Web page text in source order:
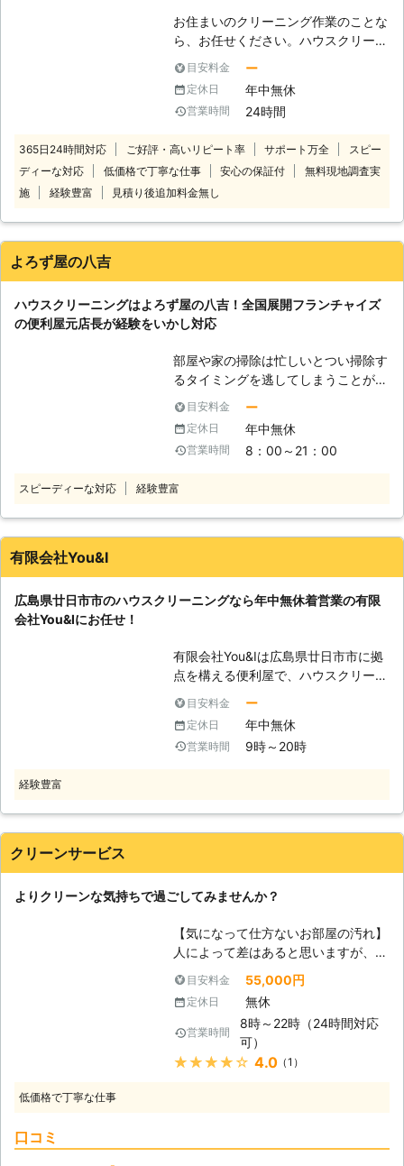
さい！ お客様のご依頼、スタッフ一
同心からお待ちしております！ 【長
谷屋ハセクリーンのハウスクリーニン
グ】 弊社ではハウスクリーニングの
ご相談もお受けしております。 キッ
チン、バスルーム、トイレ、エアコ
ン、洗面所など、日常の落としきれな
い頑固な汚れをプロならではの知識と
技術で綺麗します！ 綺麗で快適な空
間を弊社が提供いたします！
お住まいのクリーニング作業のことな
ら、お任せください。ハウスクリーニ
ング110番はどこにも負けない技術力
が自慢です。 全国で対応する加盟店
スタッフは、豊富な経験と実績を所持
したベテラン揃いです。 常にお客様
ピーディーな対応を心掛けておりま
す。 「汚れがなかなかキレイに落ち
ない」「自分では手の届かない隅々ま
えてほしい」など。 このようなとき
で、今まで対処しきれなかった難しい
汚れなどにもしっかりと対処します。
また料金価格に関しても、お客様に少
う、安心の明朗会計で対応していま
す。 24時間365日、いつでもどこで
も親切丁寧な態度、質の高いサービス
承っております！】 お家全体のクリ
ーニング以外にも、キッチンやトイ
してほしいといった方にも対処してお
目安料金 ー
定休日 年中無休
営業時間 24時間
365日24時間対応 ご好評・高いリピート率 サポート万全
スピー
ディーな対応
低価格で丁寧な仕事 安心の保証付
無料現地調査実
施
経験豊富 見積り後追加料金無し
よろず屋の八吉
ハウスクリーニングはよろず屋の八吉！全国展開フランチャイズ
の便利屋元店長が経験をいかし対応
部屋や家の掃除は忙しいとつい掃除す
るタイミングを逃してしまうことがあ
りますよね。 「連勤で忙しいから気
づいたら部屋が汚部屋状態だよ」
「でも休みに掃除は面倒くさいからや
りたくないなあ」 こんな風に、休み
いたいもの。しかし、面倒くさいから
吉は広島県福山市を中心とした地域に
を承っております。 【よろず屋の八
吉の強み】 よろず屋の八吉は多くの
お客様から選ばれる強みがございま
す。 よろず屋八吉の強みは全国展開
のフランチャイズの便利屋の店長とし
ての経験があることです。便利屋とし
とができますよ。またご予約の状況に
もよりますが、個人経営の便利屋なの
ご依頼にも柔軟に対応することもでき
ます。 よろず屋の八吉は地元広島の
ありたいと考えています。よろず屋の
八吉のお住まいのお掃除ですっきり片
か。
目安料金 ー
定休日 年中無休
営業時間 8：00～21：00
スピーディーな対応 経験豊富
有限会社You&I
広島県廿日市市のハウスクリーニングなら年中無休着営業の有限
会社You&Iにお任せ！
有限会社You&Iは広島県廿日市市に拠
点を構える便利屋で、ハウスクリーニ
アコンや換気扇の清掃以外にも、トイ
レ・浴室・洗面台などの水回りクリー
ニングにも対応可能です。 頑固な汚
クリーニング ・全自動洗濯機（ドラ
掃 ・キッチンクリーニング ・カーペ
ットクリーニング ・浴室クリーニン
グ ・トイレクリーニング ・洗面台ク
リーニング ・ガラス清掃 ・フローリ
ング清掃 ・サッシクリーニング <廿
日市市内のマンション限定の水回りサ
ービス！> 当店では廿日市市でマンシ
ョンにお住まいで共働き・高齢者ご夫
円のところを税込21,000円でサービ
目安料金 ー
定休日 年中無休
営業時間 9時～20時
経験豊富
クリーンサービス
よりクリーンな気持ちで過ごしてみませんか？
【気になって仕方ないお部屋の汚れ】
人によって差はあると思いますが、ち
ょっとした汚れがあるだけで、気にな
って仕方ないという方も少なくないと
思います。確かに、汚れは見た目が不
快ですし、状態によっては臭うことも
あるので、衛生環境としては良くない
ですよね。そんな汚れはすぐに取り除
目安料金 55,000円
定休日 無休
営業時間
8時～22時（24時間対応
可）
★★★★★ 4.0（1）
低価格で丁寧な仕事
口コミ